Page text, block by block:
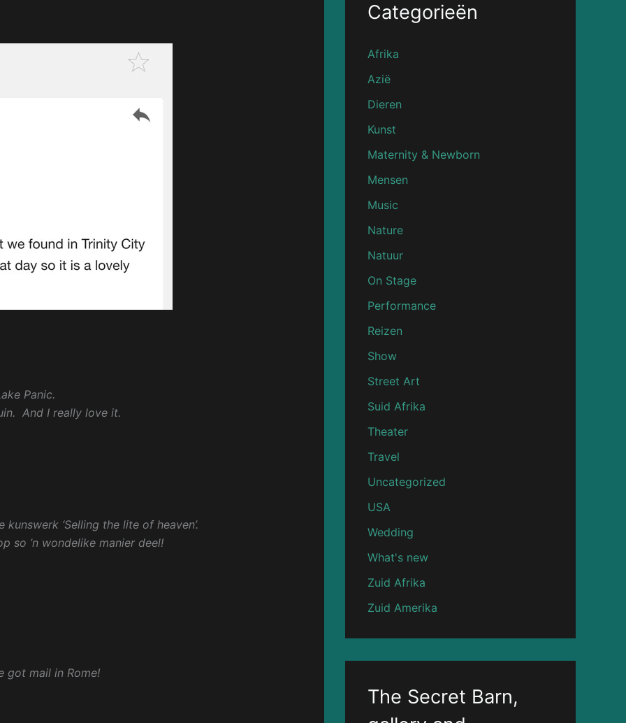
Panic.
And I really love it.
‘Selling the lite of heaven’.
so ’n wondelike manier deel!
got mail in Rome!
Categorieën
Afrika
Azië
Dieren
Kunst
Maternity & Newborn
Mensen
Music
Nature
Natuur
On Stage
Performance
Reizen
Show
Street Art
Suid Afrika
Theater
Travel
Uncategorized
USA
Wedding
What's new
Zuid Afrika
Zuid Amerika
The Secret Barn,